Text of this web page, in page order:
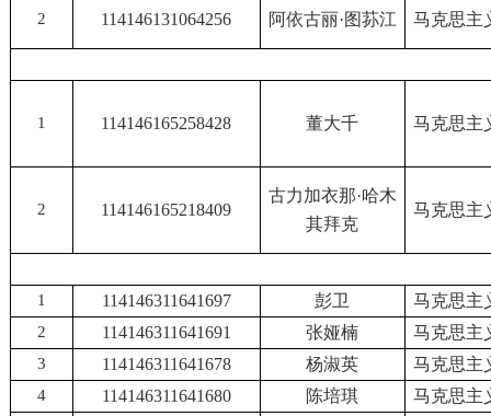
2 114146131064256 阿依古丽·图荪江 马克思主
1 114146165258428 董大千 马克思主
2 114146165218409
古力加衣那·哈木
其拜克
马克思主
1 114146311641697 彭卫 马克思主
2 114146311641691 张娅楠 马克思主
3 114146311641678 杨淑英 马克思主
4 114146311641680 陈培琪 马克思主